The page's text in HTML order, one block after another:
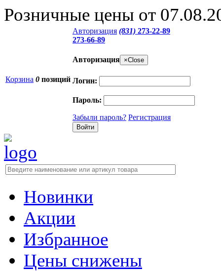
Розничные цены от
Корзина 0 позиций
Авторизация (831) 273-22-89
273-66-89
Авторизация ×Close
Логин:
Пароль:
Забыли пароль? Регистрация
Новинки
Акции
Избранное
Цены снижены